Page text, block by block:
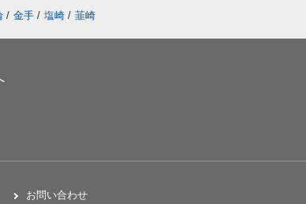
/ 金手 / 塩崎 / 韮崎
お問い合わせ